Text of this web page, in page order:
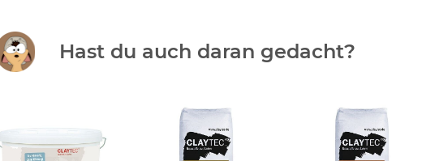
Hast du auch daran gedacht?